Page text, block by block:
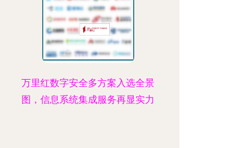
万里红数字安全多方案入选全景
图，信息系统集成服务再显实力